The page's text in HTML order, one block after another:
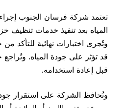
تعتمد شركة فرسان الجنوب
المياه بعد تنفيذ خدمات تنظيف
وتُجرى اختبارات نهائية للتأكد من خلو
قد تؤثر على جودة المياه. وتُراجع
قبل إعادة استخدامه.
وتُحافظ الشركة على استقرار جودة